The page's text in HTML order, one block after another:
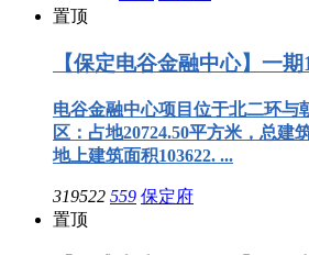
置顶
【保定电谷金融中心】一
电谷金融中心项目位于北二环与
区：占地20724.50平方米，总建
地上建筑面积103622. ...
319522 559 保定府
置顶